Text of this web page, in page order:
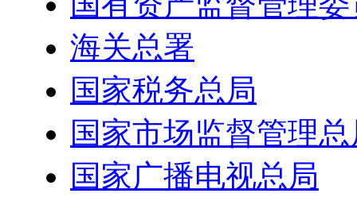
海关总署
国家税务总局
国家市场监督管理
国家广播电视总局